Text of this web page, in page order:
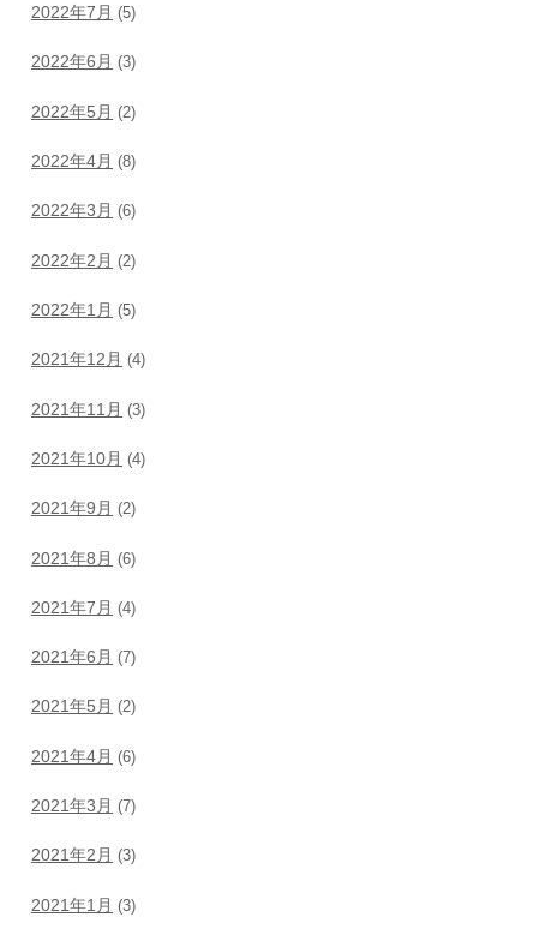
2022年7月 (5)
2022年6月 (3)
2022年5月 (2)
2022年4月 (8)
2022年3月 (6)
2022年2月 (2)
2022年1月 (5)
2021年12月 (4)
2021年11月 (3)
2021年10月 (4)
2021年9月 (2)
2021年8月 (6)
2021年7月 (4)
2021年6月 (7)
2021年5月 (2)
2021年4月 (6)
2021年3月 (7)
2021年2月 (3)
2021年1月 (3)